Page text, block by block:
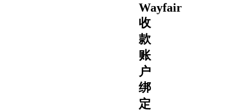
Wayfair
收
款
账
户
绑
定